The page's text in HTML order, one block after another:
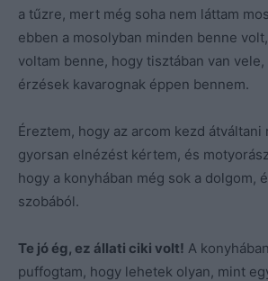
a tűzre, mert még soha nem láttam
ebben a mosolyban minden benne
voltam benne, hogy tisztában van
érzések kavarognak éppen bennem.
Éreztem, hogy az arcom kezd
gyorsan elnézést kértem, és
hogy a konyhában még sok a dolgom,
szobából.
Te jó ég, ez állati ciki volt! A
puffogtam, hogy lehetek olyan, mint